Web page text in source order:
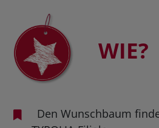
WIE?
Den Wunschbaum